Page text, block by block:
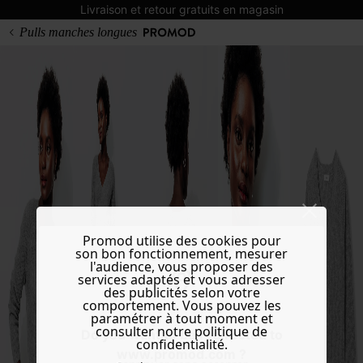
Livraison et retour gratuits en magasin
Do you want to be redirected to
www.promod.com ?
Pulls manches longues
Promod utilise des cookies pour
son bon fonctionnement, mesurer
l'audience, vous proposer des
services adaptés et vous adresser
des publicités selon votre
comportement. Vous pouvez les
paramétrer à tout moment et
consulter notre politique de
confidentialité.